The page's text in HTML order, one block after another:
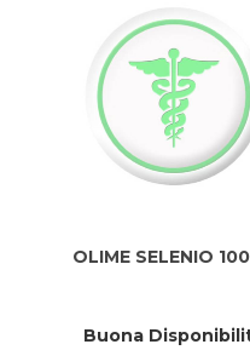
OLIME SELENIO
Buona